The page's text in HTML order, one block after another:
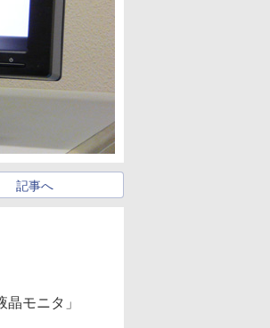
記事へ
モニタ」